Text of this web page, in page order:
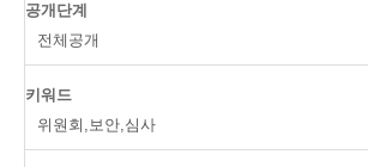
공개단계
전체공개
키워드
위원회,보안,심사